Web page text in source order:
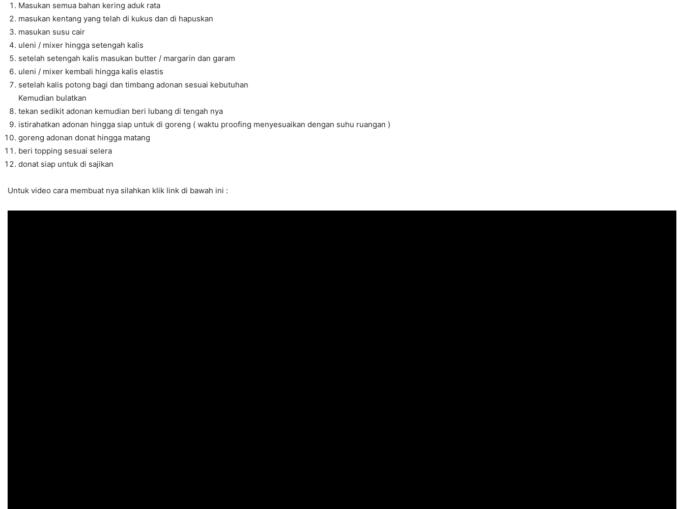
Masukan semua bahan kering aduk rata
masukan kentang yang telah di kukus dan di hapuskan
masukan susu cair
uleni / mixer hingga setengah kalis
setelah setengah kalis masukan butter / margarin dan garam
uleni / mixer kembali hingga kalis elastis
setelah kalis potong bagi dan timbang adonan sesuai kebutuhan
Kemudian bulatkan
tekan sedikit adonan kemudian beri lubang di tengah nya
istirahatkan adonan hingga siap untuk di goreng ( waktu proofing menyesuaikan dengan suhu ruangan )
goreng adonan donat hingga matang
beri topping sesuai selera
donat siap untuk di sajikan
Untuk video cara membuat nya silahkan klik link di bawah ini :